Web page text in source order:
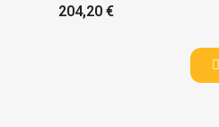
204,20 €